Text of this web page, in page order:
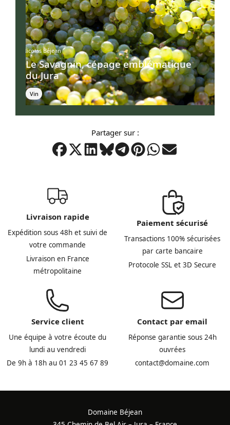
Nicolas Béjean
Le Savagnin, cépage emblématique
du Jura
Vin
Partager sur :
Livraison rapide
Expédition sous 48h et suivi de
votre commande
Livraison en France
métropolitaine
Paiement sécurisé
Transactions 100% sécurisées
par carte bancaire
Protocole SSL et 3D Secure
Service client
Une équipe à votre écoute du
lundi au vendredi
De 9h à 18h au 01 23 45 67 89
Contact par email
Réponse garantie sous 24h
ouvrées
contact@domaine.com
Domaine Béjean